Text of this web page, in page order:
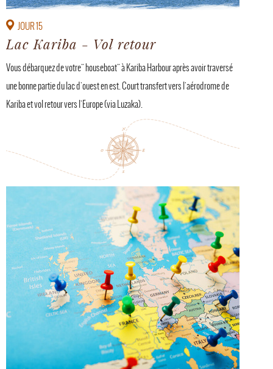
JOUR 15
Lac Kariba - Vol retour
Vous débarquez de votre" houseboat" à Kariba Harbour après avoir traversé
une bonne partie du lac d'ouest en est. Court transfert vers l'aérodrome de
Kariba et vol retour vers l'Europe (via Luzaka).